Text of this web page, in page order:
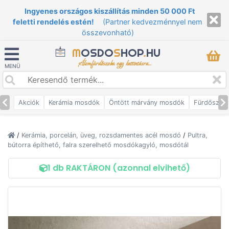
Ingyenes országos kiszállítás minden 50 000 Ft
feletti rendelés estén!
(Partner kedvezménnyel nem
összevonható)
MENÜ
MOSDOSHOP.HU
Álomfürdőszoba egy kattintásra...
Akciók Kerámia mosdók Öntött márvány mosdók
/ Kerámia, porcelán, üveg, rozsdamentes acél mosdó / Pultra,
bútorra építhető, falra szerelhető mosdókagyló, mosdótál
1 db RAKTÁRON (azonnal elvihető)